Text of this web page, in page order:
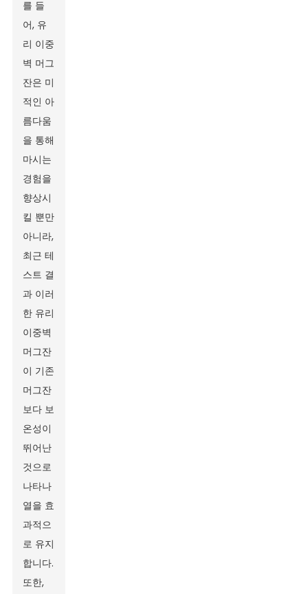
를 들
어, 유
리 이중
벽 머그
잔은 미
적인 아
름다움
을 통해
마시는
경험을
향상시
킬 뿐만
아니라,
최근 테
스트 결
과 이러
한 유리
이중벽
머그잔
이 기존
머그잔
보다 보
온성이
뛰어난
것으로
나타나
열을 효
과적으
로 유지
합니다.
또한,